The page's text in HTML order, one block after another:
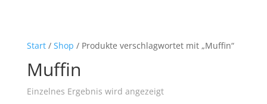
Start/ Shop / Produkte verschlagwortet mit „Muffin“
Muffin
Einzelnes Ergebnis wird angezeigt